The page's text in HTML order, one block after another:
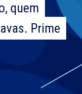
quem
Prime
quem
Prime